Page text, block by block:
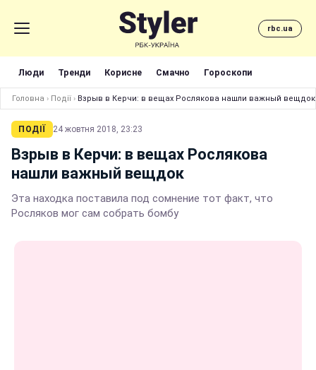
rbc.ua
Люди Тренди Корисне Смачно Гороскопи
Головна › Події › Взрыв в Керчи: в вещах Рослякова нашли важный вещдок
ПОДІЇ 24 жовтня 2018, 23:23
Взрыв в Керчи: в вещах Рослякова
нашли важный вещдок
Эта находка поставила под сомнение тот факт, что
Росляков мог сам собрать бомбу